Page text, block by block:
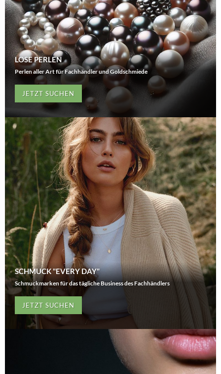
LOSE PERLEN
Perlen aller Art für Fachhändler und Goldschmiede
JETZT SUCHEN
SCHMUCK "EVERY DAY"
Schmuckmarken für das tägliche Business des Fachhändlers
JETZT SUCHEN